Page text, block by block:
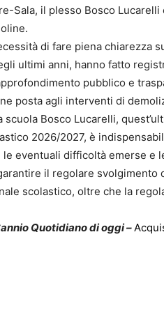
Sala, il plesso Bosco
di fare piena chiarezza
ultimi anni, hanno fatto
pubblico e
posta agli interventi di
Bosco Lucarelli,
2026/2027, è
eventuali difficoltà emerse e
il regolare
scolastico, oltre che la
Quotidiano di oggi –